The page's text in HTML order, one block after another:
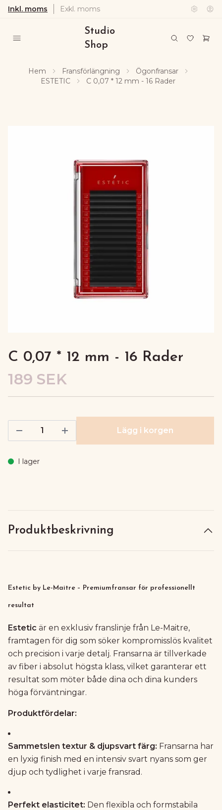
Inkl. moms Exkl. moms
Studio
Shop
Hem Fransförlängning
Ögonfransar
ESTETIC
C 0,07 * 12 mm - 16 Rader
C 0,07 * 12 mm - 16 Rader
189 SEK
Lägg i korgen
I lager
Produktbeskrivning
Estetic by Le-Maitre – Premiumfransar för professionellt
resultat
Estetic är en exklusiv franslinje från Le-Maitre,
framtagen för dig som söker kompromisslös kvalitet
och precision i varje detalj. Fransarna är tillverkade
av fiber i absolut högsta klass, vilket garanterar ett
resultat som möter både dina och dina kunders
höga förväntningar.
Produktfördelar:
Sammetslen textur & djupsvart färg: Fransarna har
en lyxig finish med en intensiv svart nyans som ger
djup och tydlighet i varje fransrad.
Perfekt elasticitet: Den flexibla och formstabila